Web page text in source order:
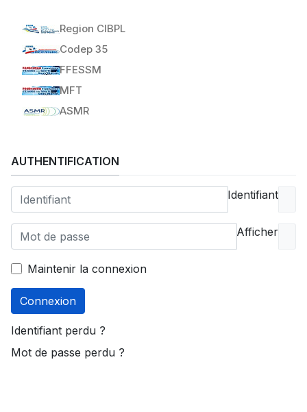
Region CIBPL
Codep 35
FFESSM
MFT
ASMR
AUTHENTIFICATION
Identifiant
Afficher
Maintenir la connexion
Connexion
Identifiant perdu ?
Mot de passe perdu ?